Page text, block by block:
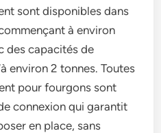
sont disponibles dans
à environ
des capacités de
environ 2 tonnes. Toutes
pour fourgons sont
connexion qui garantit
en place, sans